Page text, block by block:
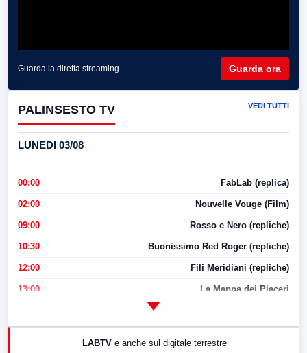
Guarda la diretta streaming Guarda ora
PALINSESTO TV VEDI TUTTI
LUNEDI 03/08
00:00 FabLab (replica)
02:00 Nouvelle Vouge (Film)
09:00 Rosso e Nero (repliche)
10:30 Buonissimo Red Roger (repliche)
12:00 Fili Meridiani (repliche)
13:00 La Mappa dei Piaceri
17:00 LabNews (replica)
LABTV e anche sul digitale terrestre